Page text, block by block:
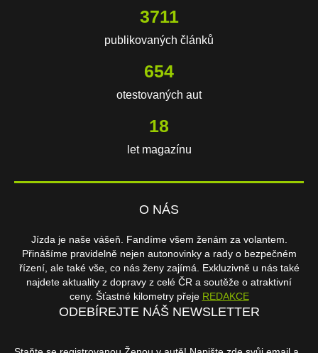
3711
publikovaných článků
654
otestovaných aut
18
let magazínu
O NÁS
Jízda je naše vášeň. Fandíme všem ženám za volantem.
Přinášíme pravidelně nejen autonovinky a rady o bezpečném
řízení, ale také vše, co nás ženy zajímá. Exkluzivně u nás také
najdete aktuality z dopravy z celé ČR a soutěže o atraktivní
ceny. Šťastné kilometry přeje REDAKCE
ODEBÍREJTE NÁŠ NEWSLETTER